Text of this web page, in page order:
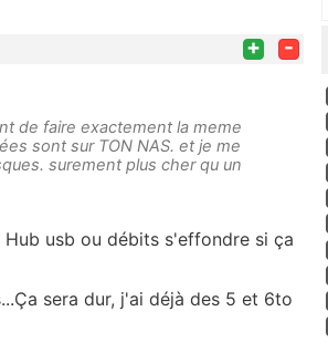
+ -
de faire exactement la meme
sont sur TON NAS. et je me
surement plus cher qu un
usb ou débits s'effondre si ça
sera dur, j'ai déjà des 5 et 6to